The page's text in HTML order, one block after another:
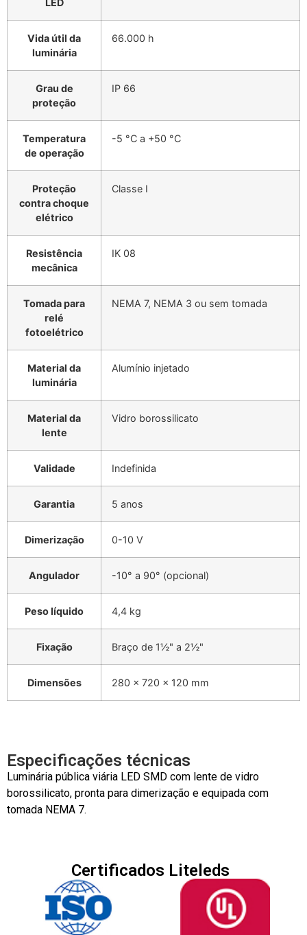
Vida útil da
luminária
66.000 h
Grau de
proteção
IP 66
Temperatura
de operação
-5 °C a +50 °C
Proteção
contra choque
elétrico
Classe I
Resistência
mecânica
IK 08
Tomada para
relé
fotoelétrico
NEMA 7, NEMA 3 ou sem tomada
Material da
luminária
Alumínio injetado
Material da
lente
Vidro borossilicato
Validade Indefinida
Garantia 5 anos
Dimerização 0-10 V
Angulador -10° a 90° (opcional)
Peso líquido 4,4 kg
Fixação Braço de 1½" a 2½"
Dimensões 280 x 720 x 120 mm
Especificações técnicas
Luminária pública viária LED SMD com lente de vidro
borossilicato, pronta para dimerização e equipada com
tomada NEMA 7.
Certificados Liteleds